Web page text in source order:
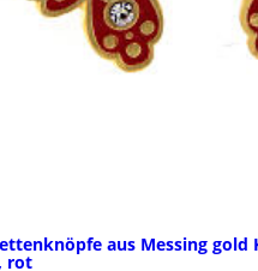
aus Messing gold
rot